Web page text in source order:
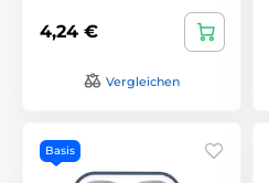
4,24 €
Vergleichen
Basis